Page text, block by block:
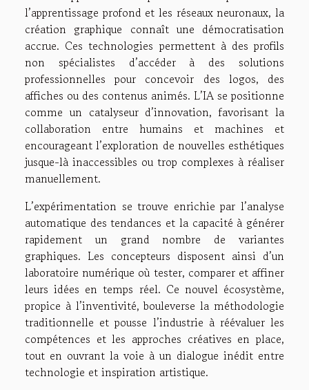
l’apprentissage profond et les réseaux neuronaux, la
création graphique connaît une démocratisation
accrue. Ces technologies permettent à des profils
non spécialistes d’accéder à des solutions
professionnelles pour concevoir des logos, des
affiches ou des contenus animés. L’IA se positionne
comme un catalyseur d’innovation, favorisant la
collaboration entre humains et machines et
encourageant l’exploration de nouvelles esthétiques
jusque-là inaccessibles ou trop complexes à réaliser
manuellement.
L’expérimentation se trouve enrichie par l’analyse
automatique des tendances et la capacité à générer
rapidement un grand nombre de variantes
graphiques. Les concepteurs disposent ainsi d’un
laboratoire numérique où tester, comparer et affiner
leurs idées en temps réel. Ce nouvel écosystème,
propice à l’inventivité, bouleverse la méthodologie
traditionnelle et pousse l’industrie à réévaluer les
compétences et les approches créatives en place,
tout en ouvrant la voie à un dialogue inédit entre
technologie et inspiration artistique.